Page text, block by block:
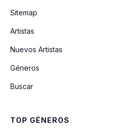
Sitemap
Artistas
Nuevos Artistas
Géneros
Buscar
TOP GÉNEROS